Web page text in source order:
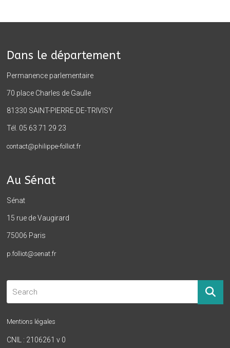
Dans le département
Permanence parlementaire
70 place Charles de Gaulle
81330 SAINT-PIERRE-DE-TRIVISY
Tél. 05 63 71 29 23
contact@philippe-folliot.fr
Au Sénat
Sénat
15 rue de Vaugirard
75006 Paris
p.folliot@senat.fr
Mentions légales
CNIL : 2106261 v 0